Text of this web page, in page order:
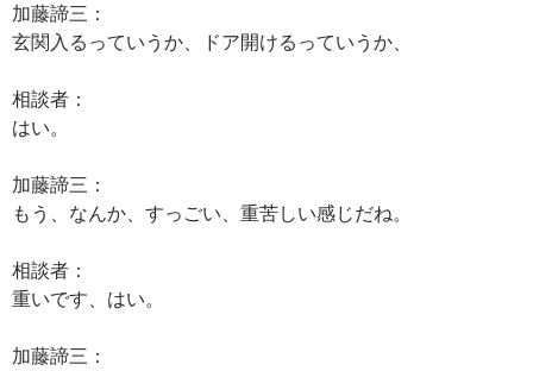
加藤諦三：
玄関入るっていうか、ドア開けるっていうか、
相談者：
はい。
加藤諦三：
もう、なんか、すっごい、重苦しい感じだね。
相談者：
重いです、はい。
加藤諦三：